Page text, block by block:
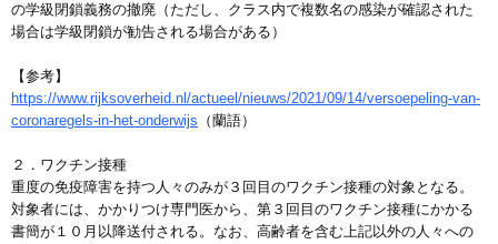
の学級閉鎖義務の撤廃（ただし、クラス内で複数名の感染が確認された
場合は学級閉鎖が勧告される場合がある）
【参考】
https://www.rijksoverheid.nl/actueel/nieuws/2021/09/14/versoepeling-van-
coronaregels-in-het-onderwijs （蘭語）
２．ワクチン接種
重度の免疫障害を持つ人々のみが３回目のワクチン接種の対象となる。
対象者には、かかりつけ専門医から、第３回目のワクチン接種にかかる
書簡が１０月以降送付される。なお、高齢者を含む上記以外の人々への